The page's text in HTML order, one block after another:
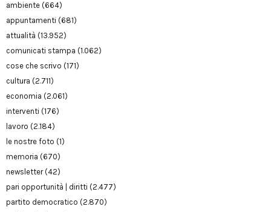
ambiente (664)
appuntamenti (681)
attualità (13.952)
comunicati stampa (1.062)
cose che scrivo (171)
cultura (2.711)
economia (2.061)
interventi (176)
lavoro (2.184)
le nostre foto (1)
memoria (670)
newsletter(42)
pari opportunità | diritti (2.477)
partito democratico (2.870)